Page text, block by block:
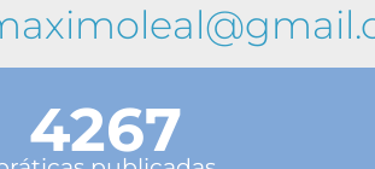
4267